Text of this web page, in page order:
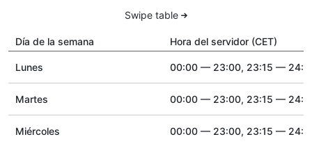
Swipe table
Día de la semana Hora del servidor (CET)
Lunes 00:00 — 23:00, 23:15 —
Martes 00:00 — 23:00, 23:15 —
Miércoles 00:00 — 23:00, 23:15 —